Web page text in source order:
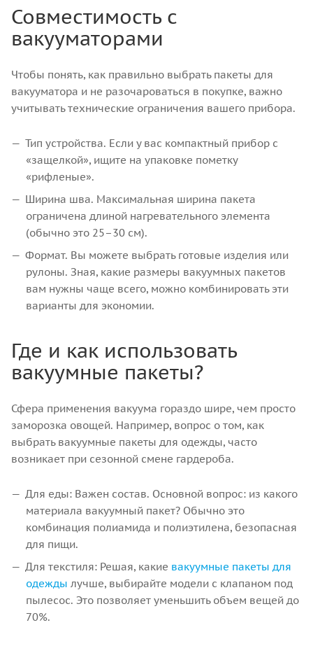
Совместимость c
вакууматорами
Чтобы понять, как правильно выбрать пакеты для
вакууматора и не разочароваться в покупке, важно
учитывать технические ограничения вашего прибора.
Тип устройства. Если у вас компактный прибор с
«защелкой», ищите на упаковке пометку
«рифленые».
Ширина шва. Максимальная ширина пакета
ограничена длиной нагревательного элемента
(обычно это 25–30 см).
Формат. Вы можете выбрать готовые изделия или
рулоны. Зная, какие размеры вакуумных пакетов
вам нужны чаще всего, можно комбинировать эти
варианты для экономии.
Где и как использовать
вакуумные пакеты?
Сфера применения вакуума гораздо шире, чем просто
заморозка овощей. Например, вопрос о том, как
выбрать вакуумные пакеты для одежды, часто
возникает при сезонной смене гардероба.
Для еды: Важен состав. Основной вопрос: из какого
материала вакуумный пакет? Обычно это
комбинация полиамида и полиэтилена, безопасная
для пищи.
Для текстиля: Решая, какие вакуумные пакеты для
одежды лучше, выбирайте модели с клапаном под
пылесос. Это позволяет уменьшить объем вещей до
70%.